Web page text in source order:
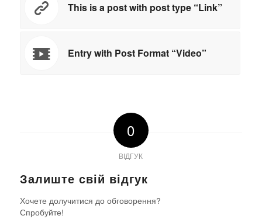
This is a post with post type “Link”
Entry with Post Format “Video”
0
ВІДГУК
Залиште свій відгук
Хочете долучитися до обговорення?
Спробуйте!